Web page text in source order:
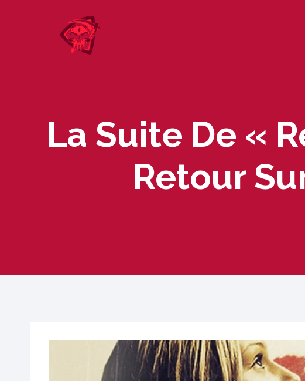
La Suite De «
Retour